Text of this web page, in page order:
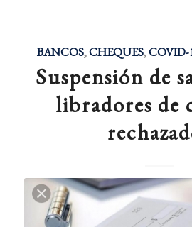
BANCOS,CHEQUES,COVID-
Suspensión de
libradores de